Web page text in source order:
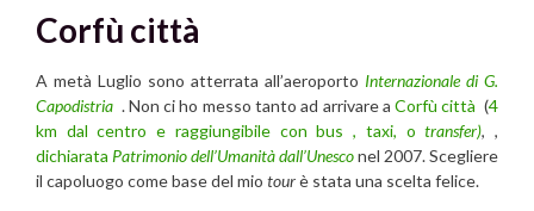
Corfù città
A metà Luglio sono atterrata all’aeroporto Internazionale di G.
Capodistria . Non ci ho messo tanto ad arrivare aCorfù città (4
km dal centro e raggiungibile con bus , taxi, otransfer), ,
dichiarata Patrimonio dell’Umanità dall’Unesconel 2007. Scegliere
il capoluogo come base del mio tourè stata una scelta felice.